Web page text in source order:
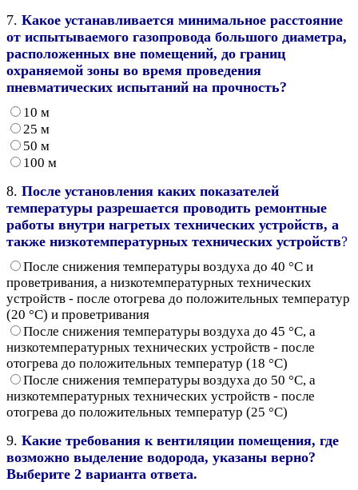
7. Какое устанавливается минимальное расстояние
от испытываемого газопровода большого диаметра,
расположенных вне помещений, до границ
охраняемой зоны во время проведения
пневматических испытаний на прочность?
10 м
25 м
50 м
100 м
8. После установления каких показателей
температуры разрешается проводить ремонтные
работы внутри нагретых технических устройств, а
также низкотемпературных технических устройств?
После снижения температуры воздуха до 40 °С и
проветривания, а низкотемпературных технических
устройств - после отогрева до положительных температур
(20 °С) и проветривания
После снижения температуры воздуха до 45 °С, а
низкотемпературных технических устройств - после
отогрева до положительных температур (18 °С)
После снижения температуры воздуха до 50 °С, а
низкотемпературных технических устройств - после
отогрева до положительных температур (25 °С)
9. Какие требования к вентиляции помещения, где
возможно выделение водорода, указаны верно?
Выберите 2 варианта ответа.